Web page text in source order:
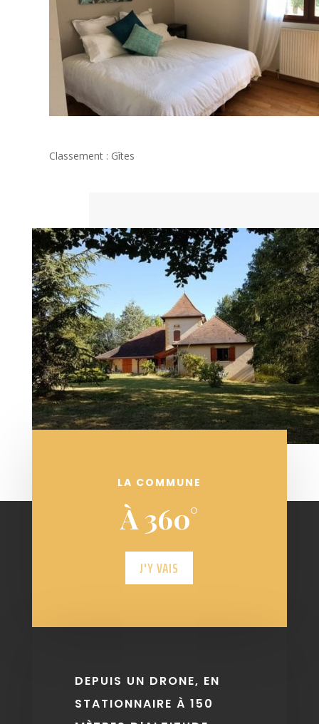
Classement : Gîtes
LA COMMUNE
À 360°
J'Y VAIS
DEPUIS UN DRONE, EN
STATIONNAIRE À 150